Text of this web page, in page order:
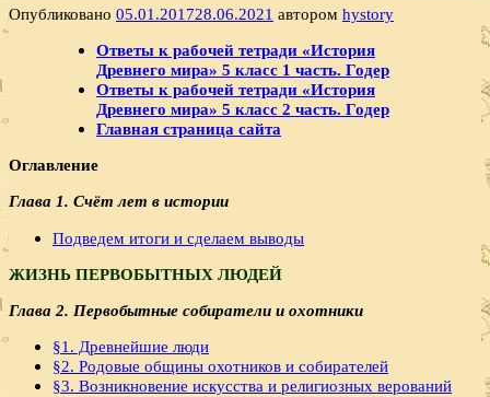
Опубликовано 05.01.201728.06.2021 автором hystory
Ответы к рабочей тетради «История
Древнего мира» 5 класс 1 часть. Годер
Ответы к рабочей тетради «История
Древнего мира» 5 класс 2 часть. Годер
Главная страница сайта
Оглавление
Глава 1. Счёт лет в истории
Подведем итоги и сделаем выводы
ЖИЗНЬ ПЕРВОБЫТНЫХ ЛЮДЕЙ
Глава 2. Первобытные собиратели и охотники
§1. Древнейшие люди
§2. Родовые общины охотников и собирателей
§3. Возникновение искусства и религиозных верований